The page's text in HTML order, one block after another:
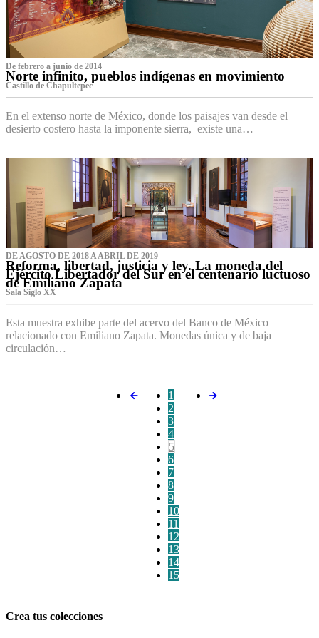
De febrero a junio de 2014
Norte infinito, pueblos indígenas en movimiento
Castillo de Chapultepec
En el extenso norte de México, donde los paisajes van desde el
desierto costero hasta la imponente sierra, existe una…
DE AGOSTO DE 2018 A ABRIL DE 2019
Reforma, libertad, justicia y ley. La moneda del
Ejército Libertador del Sur en el centenario luctuoso
de Emiliano Zapata
Sala Siglo XX
Esta muestra exhibe parte del acervo del Banco de México
relacionado con Emiliano Zapata. Monedas única y de baja
circulación…
1
2
3
4
5
6
7
8
9
10
11
12
13
14
15
Crea tus colecciones